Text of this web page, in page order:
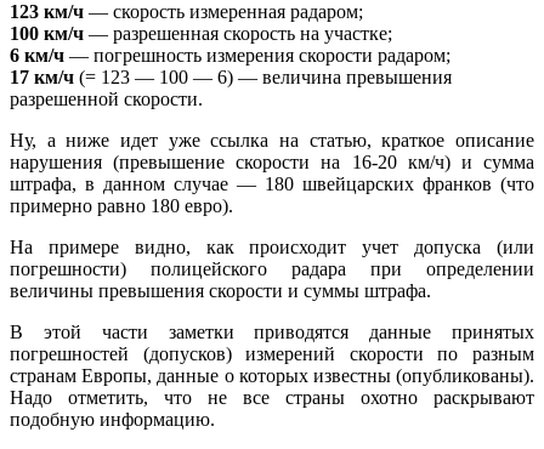
123 км/ч — скорость измеренная радаром;
100 км/ч — разрешенная скорость на участке;
6 км/ч — погрешность измерения скорости радаром;
17 км/ч (= 123 — 100 — 6) — величина превышения
разрешенной скорости.
Ну, а ниже идет уже ссылка на статью, краткое описание
нарушения (превышение скорости на 16-20 км/ч) и сумма
штрафа, в данном случае — 180 швейцарских франков (что
примерно равно 180 евро).
На примере видно, как происходит учет допуска (или
погрешности) полицейского радара при определении
величины превышения скорости и суммы штрафа.
В этой части заметки приводятся данные принятых
погрешностей (допусков) измерений скорости по разным
странам Европы, данные о которых известны (опубликованы).
Надо отметить, что не все страны охотно раскрывают
подобную информацию.